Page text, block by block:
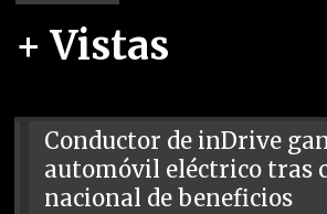
+ Vistas
Conductor de inDrive
automóvil eléctrico tras
nacional de beneficios